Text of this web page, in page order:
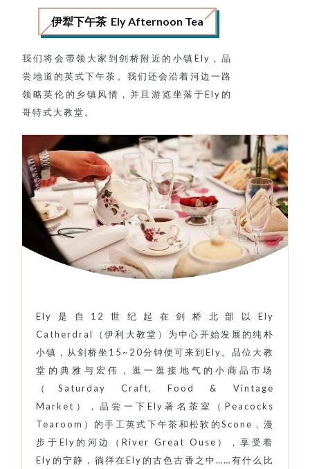
伊犁下午茶 Ely Afternoon Tea
我们将会带领大家到剑桥附近的小镇Ely，品
尝地道的英式下午茶。我们还会沿着河边一路
领略英伦的乡镇风情，并且游览坐落于Ely的
哥特式大教堂。
Ely是自12世纪起在剑桥北部以Ely
Catherdral（伊利大教堂）为中心开始发展的纯朴
小镇，从剑桥坐15~20分钟便可来到Ely。品位大教
堂的典雅与宏伟，逛一逛接地气的小商品市场
（Saturday Craft, Food & Vintage
Market），品尝一下Ely著名茶室（Peacocks
Tearoom）的手工英式下午茶和松软的Scone，漫
步于Ely的河边（River Great Ouse），享受着
Ely的宁静，徜徉在Ely的古色古香之中……有什么比